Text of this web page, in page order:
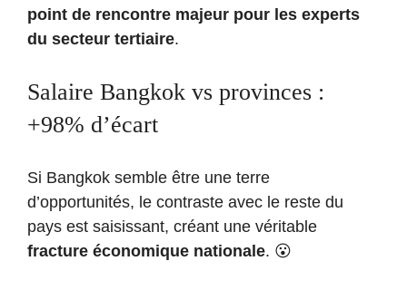
point de rencontre majeur pour les experts
du secteur tertiaire.
Salaire Bangkok vs provinces :
+98% d’écart
Si Bangkok semble être une terre
d’opportunités, le contraste avec le reste du
pays est saisissant, créant une véritable
fracture économique nationale. 😮